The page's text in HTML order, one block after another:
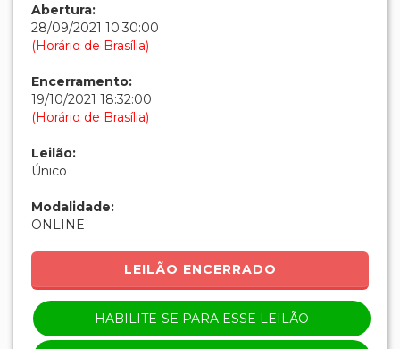
Abertura:
28/09/2021 10:30:00
(Horário de Brasília)
Encerramento:
19/10/2021 18:32:00
(Horário de Brasília)
Leilão:
Único
Modalidade:
ONLINE
LEILÃO ENCERRADO
HABILITE-SE PARA ESSE LEILÃO